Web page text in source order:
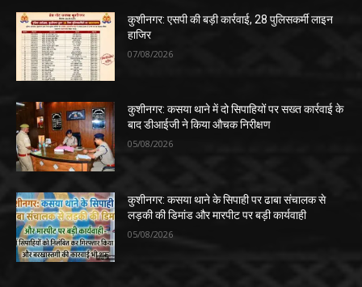
कुशीनगर: एसपी की बड़ी कार्रवाई, 28 पुलिसकर्मी लाइन
हाजिर
07/08/2026
कुशीनगर: कसया थाने में दो सिपाहियों पर सख्त कार्रवाई के
बाद डीआईजी ने किया औचक निरीक्षण
05/08/2026
कुशीनगर: कसया थाने के सिपाही पर ढाबा संचालक से
लड़की की डिमांड और मारपीट पर बड़ी कार्यवाही
05/08/2026